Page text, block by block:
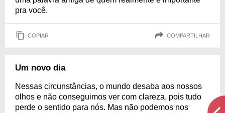
pra você.
COPIAR COMPARTILHAR
Um novo dia
Nessas circunstâncias, o mundo desaba aos nossos
olhos e não conseguimos ver com clareza, pois tudo
perde o sentido para nós. Mas não podemos nos